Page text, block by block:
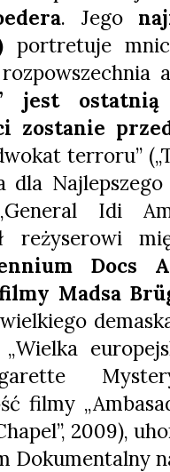
. Jego
portretuje
jest
zostanie
terroru”
dla
Idi
reżyserowi
Docs
Madsa
filmy
2009),
Dokumentalny